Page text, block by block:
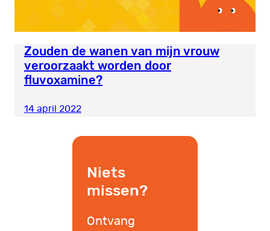
Zouden de wanen van mijn vrouw
veroorzaakt worden door
fluvoxamine?
14 april 2022
Niets
missen?
Ontvang